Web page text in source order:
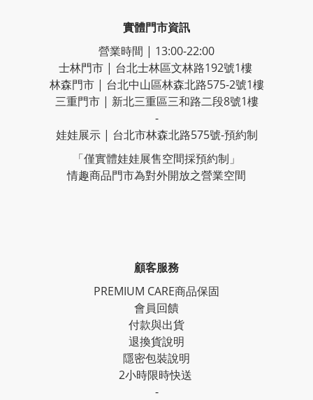
實體門市資訊
營業時間 | 13:00-22:00
士林門市 | 台北士林區文林路192號1樓
林森門市 | 台北中山區林森北路575-2號1樓
三重門市 | 新北三重區三和路二段8號1樓
-
娃娃展示 | 台北市林森北路575號-預約制
「僅實體娃娃展售空間採預約制」
情趣商品門市為對外開放之營業空間
顧客服務
PREMIUM CARE商品保固
會員回饋
付款與出貨
退換貨說明
隱密包裝說明
2小時限時快送
-